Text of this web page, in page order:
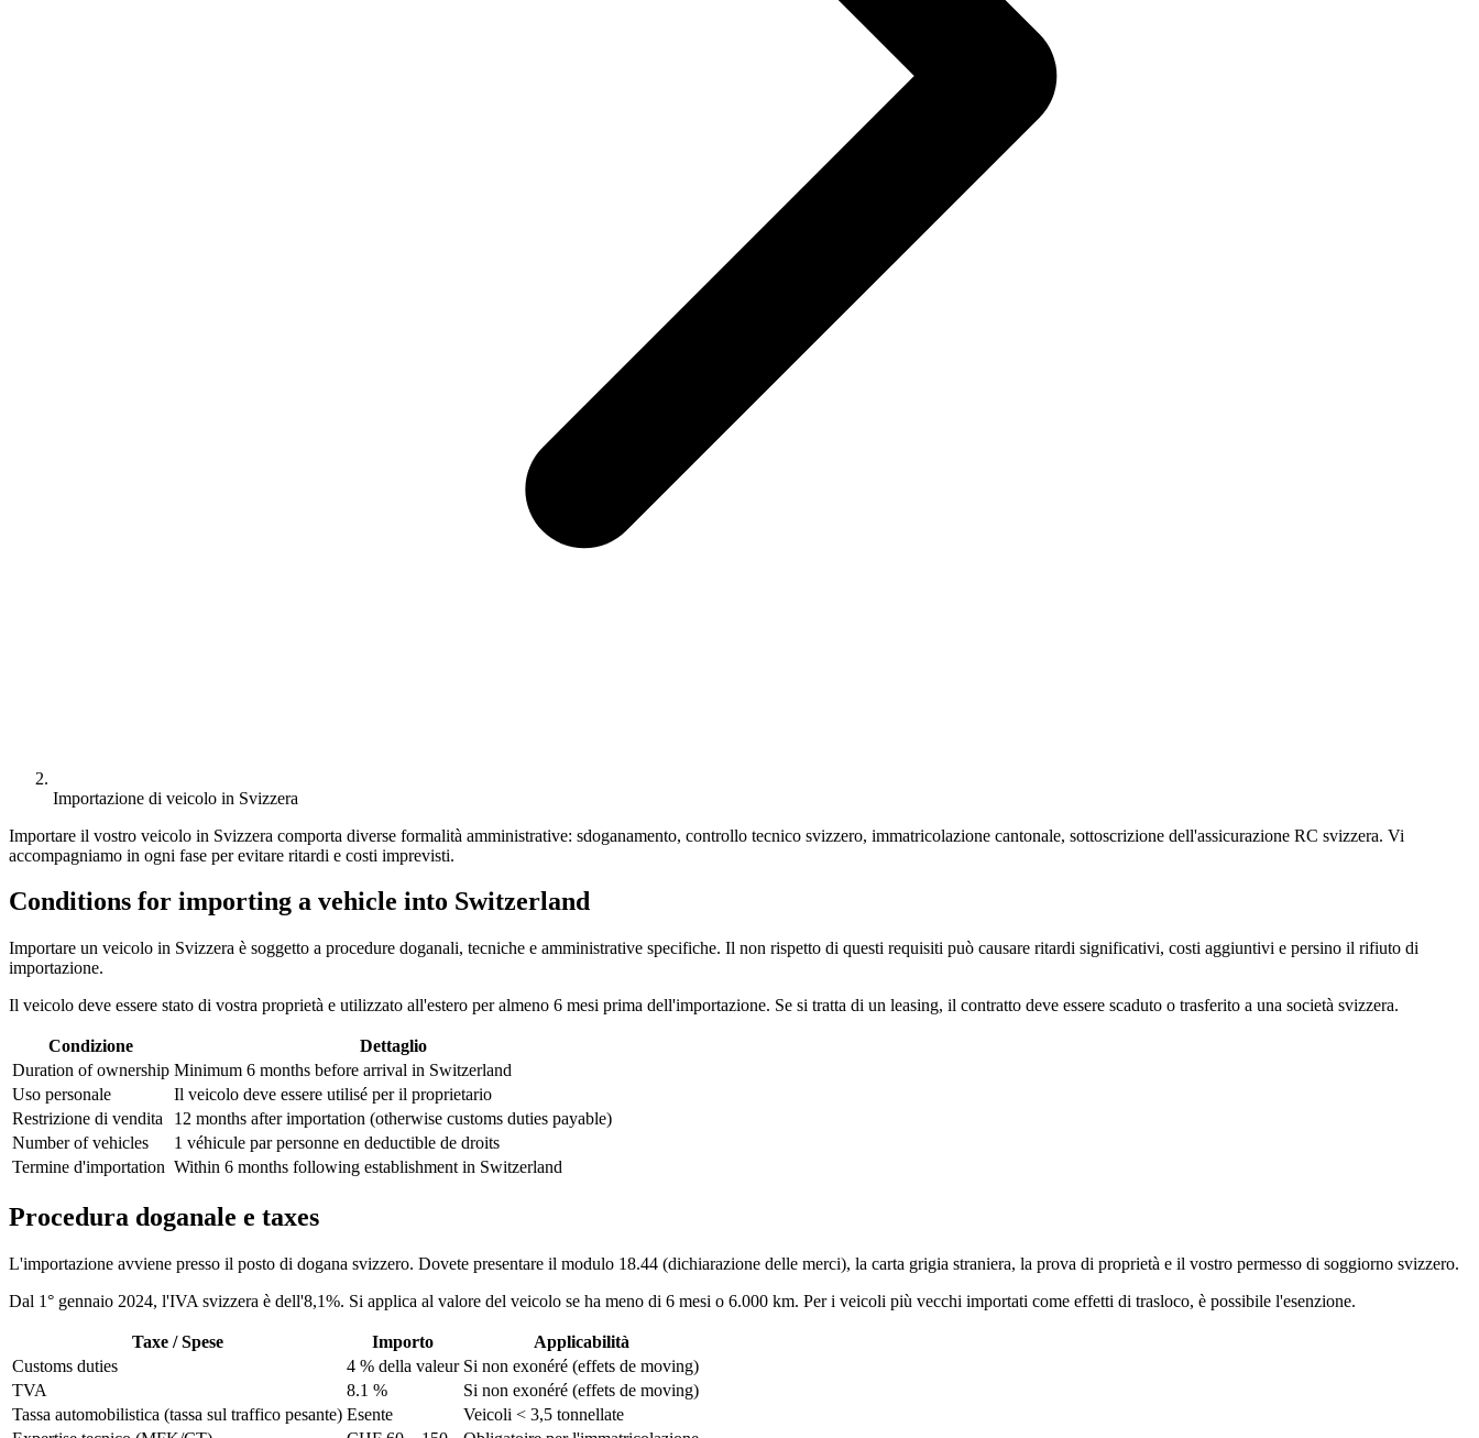
Importazione di veicolo in Svizzera
Importare il vostro veicolo in Svizzera comporta diverse formalità amministrative: sdoganamento, controllo tecnico svizzero, immatricolazione cantonale, sottoscrizione dell'assicurazione RC svizzera. Vi
accompagniamo in ogni fase per evitare ritardi e costi imprevisti.
Conditions for importing a vehicle into Switzerland
Importare un veicolo in Svizzera è soggetto a procedure doganali, tecniche e amministrative specifiche. Il non rispetto di questi requisiti può causare ritardi significativi, costi aggiuntivi e persino il rifiuto di
importazione.
Il veicolo deve essere stato di vostra proprietà e utilizzato all'estero per almeno 6 mesi prima dell'importazione. Se si tratta di un leasing, il contratto deve essere scaduto o trasferito a una società svizzera.
Condizione
Dettaglio
Duration of ownership Minimum 6 months before arrival in Switzerland
Uso personale
Il veicolo deve essere utilisé per il proprietario
Restrizione di vendita
12 months after importation (otherwise customs duties payable)
Number of vehicles
1 véhicule par personne en deductible de droits
Termine d'importation Within 6 months following establishment in Switzerland
Procedura doganale e taxes
L'importazione avviene presso il posto di dogana svizzero. Dovete presentare il modulo 18.44 (dichiarazione delle merci), la carta grigia straniera, la prova di proprietà e il vostro permesso di soggiorno svizzero.
Dal 1° gennaio 2024, l'IVA svizzera è dell'8,1%. Si applica al valore del veicolo se ha meno di 6 mesi o 6.000 km. Per i veicoli più vecchi importati come effetti di trasloco, è possibile l'esenzione.
Taxe / Spese Importo
Applicabilità
Customs duties
4 % della valeur Si non exonéré (effets de moving)
TVA
8.1 %
Si non exonéré (effets de moving)
Tassa automobilistica (tassa sul traffico pesante) Esente
Veicoli < 3,5 tonnellate